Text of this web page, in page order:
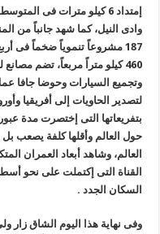
إمتداد 6 كيلو مترات فى
وادى النيل، كما شهد جانباً من
187 مشروعاً تنموياً ضخماً فى
460 كيلو متراً مربعاً، تضم
وتجميع السيارات وحوضا جافا
لتصدير الحاويات إلى أفريقيا
حول العالم وأقلها كلفة يصعب
العالم، وشاهد أبعاد العمران
القناة التى إكتملت على نحو
السكان الجدد .
وفى نهاية هذا اليوم الشاق زار